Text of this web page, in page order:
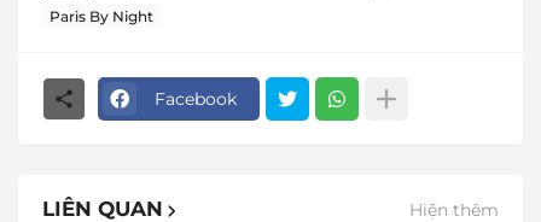
Paris By Night
Facebook
LIÊN QUAN Hiện thêm